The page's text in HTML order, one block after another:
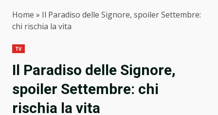
Home » Il Paradiso delle Signore, spoiler Settembre:
chi rischia la vita
TV
Il Paradiso delle Signore,
spoiler Settembre: chi
rischia la vita